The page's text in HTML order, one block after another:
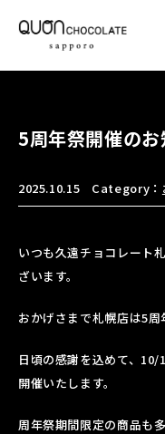
5周年祭開催のお
2025.10.15 Category：
いつも久遠チョコレート
ざいます。
おかげさまで札幌店は5周
日頃の感謝を込めて、
開催いたします。
周年祭期間限定の商品も